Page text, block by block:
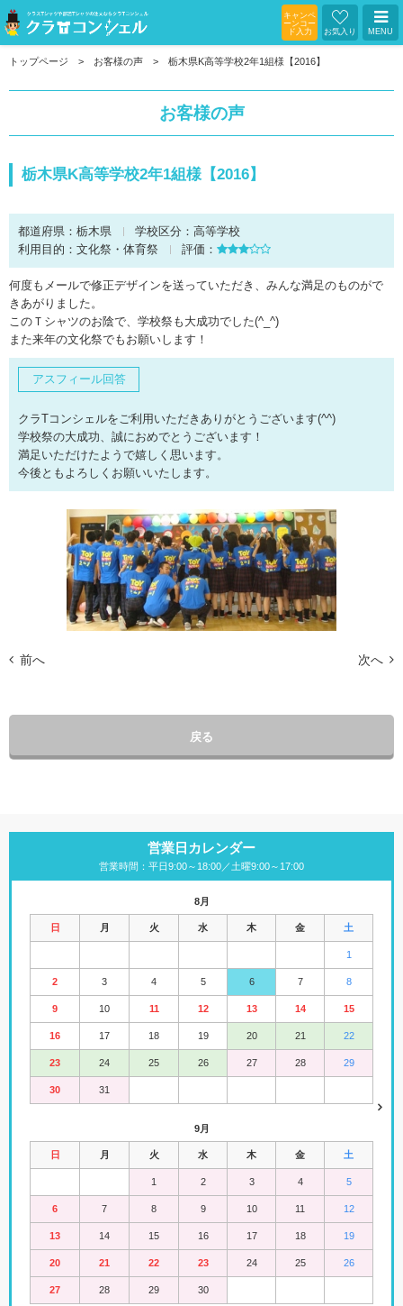
キャンペ
ーンコー
ド入力
お気入り MENU
トップページ お客様の声 栃木県K高等学校2年1組様【2016】
お客様の声
栃木県K高等学校2年1組様【2016】
都道府県： 栃木県 学校区分： 高等学校
利用目的： 文化祭・体育祭 評価：
何度もメールで修正デザインを送っていただき、みんな満足のものがで
きあがりました。
このＴシャツのお陰で、学校祭も大成功でした(^_^)
また来年の文化祭でもお願いします！
アスフィール回答
クラTコンシェルをご利用いただきありがとうございます(^^)
学校祭の大成功、誠におめでとうございます！
満足いただけたようで嬉しく思います。
今後ともよろしくお願いいたします。
前へ 次へ
戻る
営業日カレンダー
営業時間：平日9:00～18:00／土曜9:00～17:00
8月
日 月 火 水 木 金 土
1
2 3 4 5 6 7 8
9 10 11 12 13 14 15
16 17 18 19 20 21 22
23 24 25 26 27 28 29
30 31
9月
日 月 火 水 木 金 土
1 2 3 4 5
6 7 8 9 10 11 12
13 14 15 16 17 18 19
20 21 22 23 24 25 26
27 28 29 30